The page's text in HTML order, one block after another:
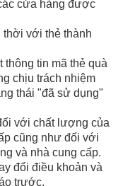
cửa hàng được
thời với thẻ thành
thông tin mã thẻ quà
chịu trách nhiệm
thái "đã sử dụng"
với chất lượng của
cũng như đối với
và nhà cung cấp.
đổi điều khoản và
trước.